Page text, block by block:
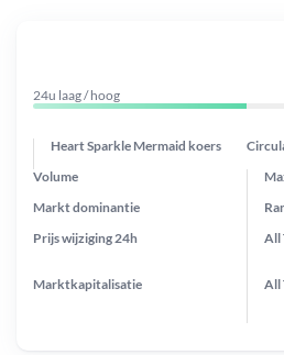
24u laag / hoog
Heart Sparkle Mermaid koers
Prijs wijziging 24h
Markt dominantie
Marktkapitalisatie
Volume
All
All